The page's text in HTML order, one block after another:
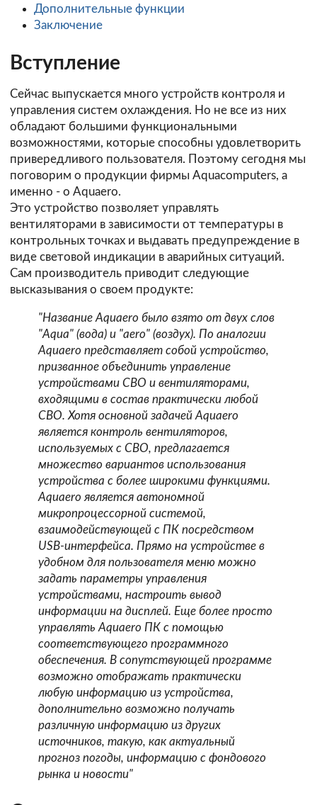
Дополнительные функции
Заключение
Вступление
Сейчас выпускается много устройств контроля и
управления систем охлаждения. Но не все из них
обладают большими функциональными
возможностями, которые способны удовлетворить
привередливого пользователя. Поэтому сегодня мы
поговорим о продукции фирмы Aquacomputers, а
именно - о Aquaero.
Это устройство позволяет управлять
вентиляторами в зависимости от температуры в
контрольных точках и выдавать предупреждение в
виде световой индикации в аварийных ситуаций.
Сам производитель приводит следующие
высказывания о своем продукте:
"Название Aquaero было взято от двух слов
"Aqua" (вода) и "aero" (воздух). По аналогии
Aquaero представляет собой устройство,
призванное объединить управление
устройствами СВО и вентиляторами,
входящими в состав практически любой
СВО. Хотя основной задачей Aquaero
является контроль вентиляторов,
используемых с СВО, предлагается
множество вариантов использования
устройства с более широкими функциями.
Aquaero является автономной
микропроцессорной системой,
взаимодействующей с ПК посредством
USB-интерфейса. Прямо на устройстве в
удобном для пользователя меню можно
задать параметры управления
устройствами, настроить вывод
информации на дисплей. Еще более просто
управлять Aquaero ПК с помощью
соответствующего программного
обеспечения. В сопутствующей программе
возможно отображать практически
любую информацию из устройства,
дополнительно возможно получать
различную информацию из других
источников, такую, как актуальный
прогноз погоды, информацию с фондового
рынка и новости"